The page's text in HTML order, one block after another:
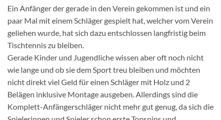
Ein Anfänger der gerade in den Verein gekommen ist und ein
paar Mal mit einem Schläger gespielt hat, welcher vom Verein
geliehen wurde, hat sich dazu entschlossen langfristig beim
Tischtennis zu bleiben.
Gerade Kinder und Jugendliche wissen aber oft noch nicht
wie lange und ob sie dem Sport treu bleiben und möchten
nicht direkt viel Geld für einen Schläger mit Holz und 2
Belägen inklusive Montage ausgeben. Allerdings sind die
Komplett-Anfängerschläger nicht mehr gut genug, da sich die